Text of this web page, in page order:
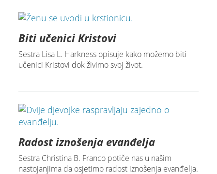
Biti učenici Kristovi
Sestra Lisa L. Harkness opisuje kako možemo biti
učenici Kristovi dok živimo svoj život.
Radost iznošenja evanđelja
Sestra Christina B. Franco potiče nas u našim
nastojanjima da osjetimo radost iznošenja evanđelja.